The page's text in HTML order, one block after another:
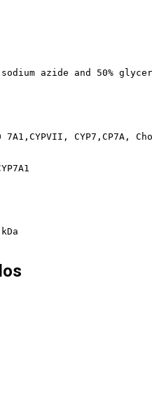
sodium azide and 50%
7A1,CYPVII, CYP7,CP7A,